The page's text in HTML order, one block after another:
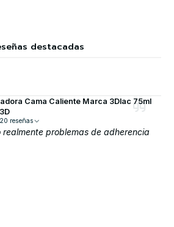
destacadas
Cama Caliente Marca 3Dlac 75ml
20 reseñas
realmente problemas de adherencia